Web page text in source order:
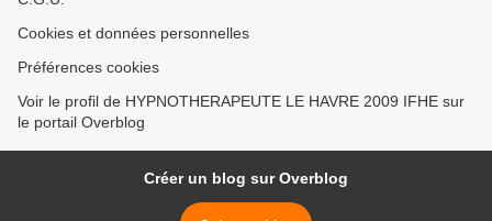
Cookies et données personnelles
Préférences cookies
Voir le profil de HYPNOTHERAPEUTE LE HAVRE 2009 IFHE sur
le portail Overblog
Créer un blog sur Overblog